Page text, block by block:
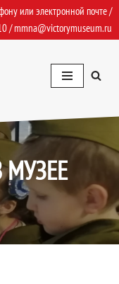
или электронной почте /
/mmna@victorymuseum.ru